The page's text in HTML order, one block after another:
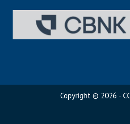
Copyright © 2026 -